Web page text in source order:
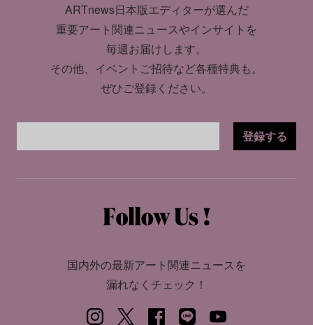
ARTnews日本版エディターが選んだ
重要アート関連ニュースやインサイトを
毎週お届けします。
その他、イベントご招待など各種特典も。
ぜひご登録ください。
登録する
国内外の最新アート関連ニュースを
漏れなくチェック！